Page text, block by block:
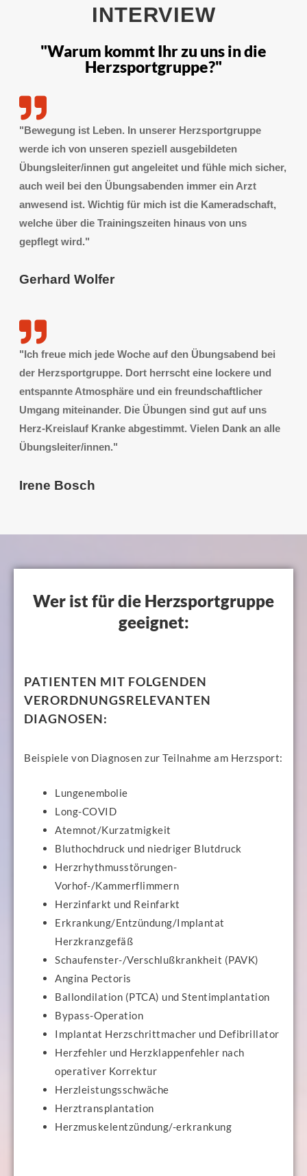
INTERVIEW
"Warum kommt Ihr zu uns in die
Herzsportgruppe?"
"Bewegung ist Leben. In unserer Herzsportgruppe
werde ich von unseren speziell ausgebildeten
Übungsleiter/innen gut angeleitet und fühle mich sicher,
auch weil bei den Übungsabenden immer ein Arzt
anwesend ist. Wichtig für mich ist die Kameradschaft,
welche über die Trainingszeiten hinaus von uns
gepflegt wird."
Gerhard Wolfer
"Ich freue mich jede Woche auf den Übungsabend bei
der Herzsportgruppe. Dort herrscht eine lockere und
entspannte Atmosphäre und ein freundschaftlicher
Umgang miteinander. Die Übungen sind gut auf uns
Herz-Kreislauf Kranke abgestimmt. Vielen Dank an alle
Übungsleiter/innen."
Irene Bosch
Wer ist für die Herzsportgruppe
geeignet:
PATIENTEN MIT FOLGENDEN
VERORDNUNGSRELEVANTEN
DIAGNOSEN:
Beispiele von Diagnosen zur Teilnahme am Herzsport:
Lungenembolie
Long-COVID
Atemnot/Kurzatmigkeit
Bluthochdruck und niedriger Blutdruck
Herzrhythmusstörungen-
Vorhof-/Kammerflimmern
Herzinfarkt und Reinfarkt
Erkrankung/Entzündung/Implantat
Herzkranzgefäß
Schaufenster-/Verschlußkrankheit (PAVK)
Angina Pectoris
Ballondilation (PTCA) und Stentimplantation
Bypass-Operation
Implantat Herzschrittmacher und Defibrillator
Herzfehler und Herzklappenfehler nach
operativer Korrektur
Herzleistungsschwäche
Herztransplantation
Herzmuskelentzündung/-erkrankung